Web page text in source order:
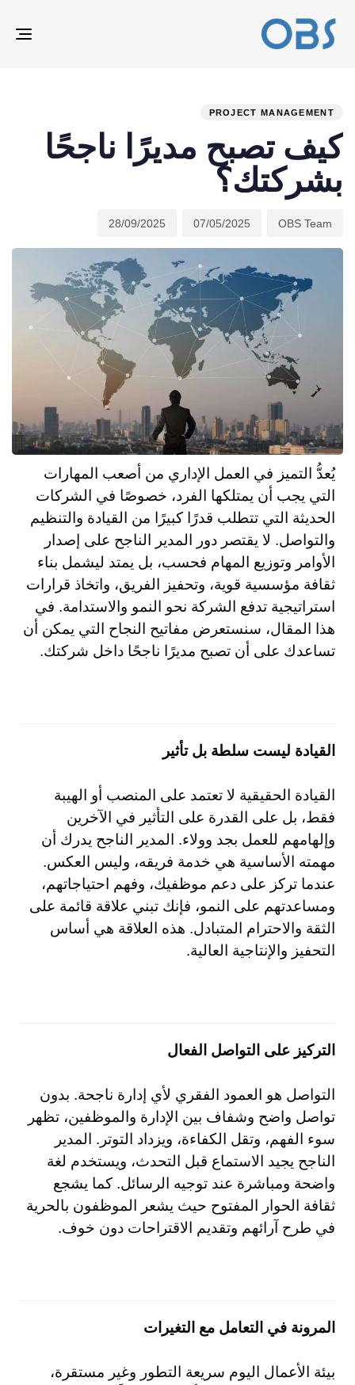
PROJECT MANAGEMENT
كيف تصبح مديرًا ناجحًا
بشركتك؟
OBS Team
07/05/2025
28/09/2025
يُعدُّ التميز في العمل الإداري من أصعب المهارات
التي يجب أن يمتلكها الفرد، خصوصًا في الشركات
الحديثة التي تتطلب قدرًا كبيرًا من القيادة والتنظيم
والتواصل. لا يقتصر دور المدير الناجح على إصدار
الأوامر وتوزيع المهام فحسب، بل يمتد ليشمل بناء
ثقافة مؤسسية قوية، وتحفيز الفريق، واتخاذ قرارات
استراتيجية تدفع الشركة نحو النمو والاستدامة. في
هذا المقال، سنستعرض مفاتيح النجاح التي يمكن أن
تساعدك على أن تصبح مديرًا ناجحًا داخل شركتك.
القيادة ليست سلطة بل تأثير
القيادة الحقيقية لا تعتمد على المنصب أو الهيبة
فقط، بل على القدرة على التأثير في الآخرين
وإلهامهم للعمل بجد وولاء. المدير الناجح يدرك أن
مهمته الأساسية هي خدمة فريقه، وليس العكس.
عندما تركز على دعم موظفيك، وفهم احتياجاتهم،
ومساعدتهم على النمو، فإنك تبني علاقة قائمة على
الثقة والاحترام المتبادل. هذه العلاقة هي أساس
التحفيز والإنتاجية العالية.
التركيز على التواصل الفعال
التواصل هو العمود الفقري لأي إدارة ناجحة. بدون
تواصل واضح وشفاف بين الإدارة والموظفين، تظهر
سوء الفهم، وتقل الكفاءة، ويزداد التوتر. المدير
الناجح يجيد الاستماع قبل التحدث، ويستخدم لغة
واضحة ومباشرة عند توجيه الرسائل. كما يشجع
ثقافة الحوار المفتوح حيث يشعر الموظفون بالحرية
في طرح آرائهم وتقديم الاقتراحات دون خوف.
المرونة في التعامل مع التغيرات
بيئة الأعمال اليوم سريعة التطور وغير مستقرة،